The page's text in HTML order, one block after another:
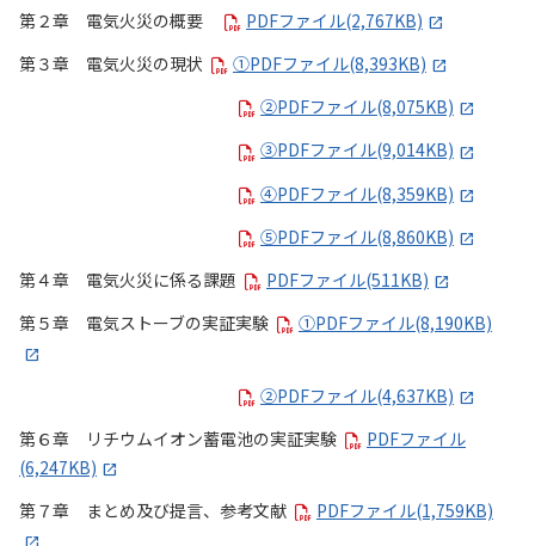
第２章 電気火災の概要
PDFファイル(2,767KB)
第３章 電気火災の現状
①PDFファイル(8,393KB)
②PDFファイル(8,075KB)
③PDFファイル(9,014KB)
④PDFファイル(8,359KB)
⑤PDFファイル(8,860KB)
第４章 電気火災に係る課題
PDFファイル(511KB)
第５章 電気ストーブの実証実験
①PDFファイル(8,190KB)
②PDFファイル(4,637KB)
第６章 リチウムイオン蓄電池の実証実験
PDFファイル
(6,247KB)
第７章 まとめ及び提言、参考文献
PDFファイル(1,759KB)